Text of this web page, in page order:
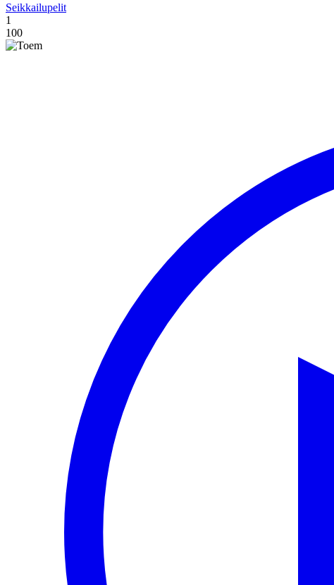
Seikkailupelit
1
100